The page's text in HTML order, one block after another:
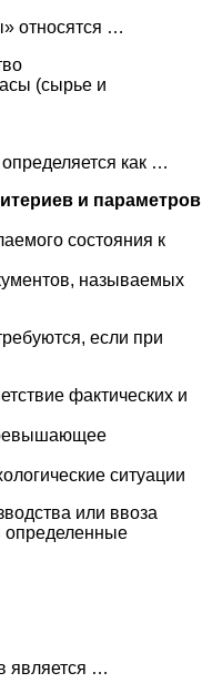
относятся …
(сырье и
как …
и параметров
состояния к
называемых
если при
фактических и
ситуации
или ввоза
определенные
является …